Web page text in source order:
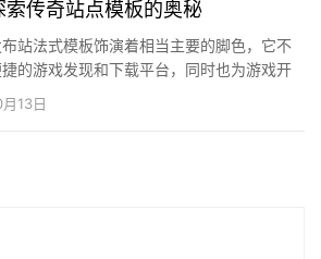
传奇站点模板的奥秘
站法式模板饰演着相当主要的脚色，它不
的游戏发现和下载平台，同时也为游戏开
行作品的渠道。本文将深切切磋传奇发布
13日